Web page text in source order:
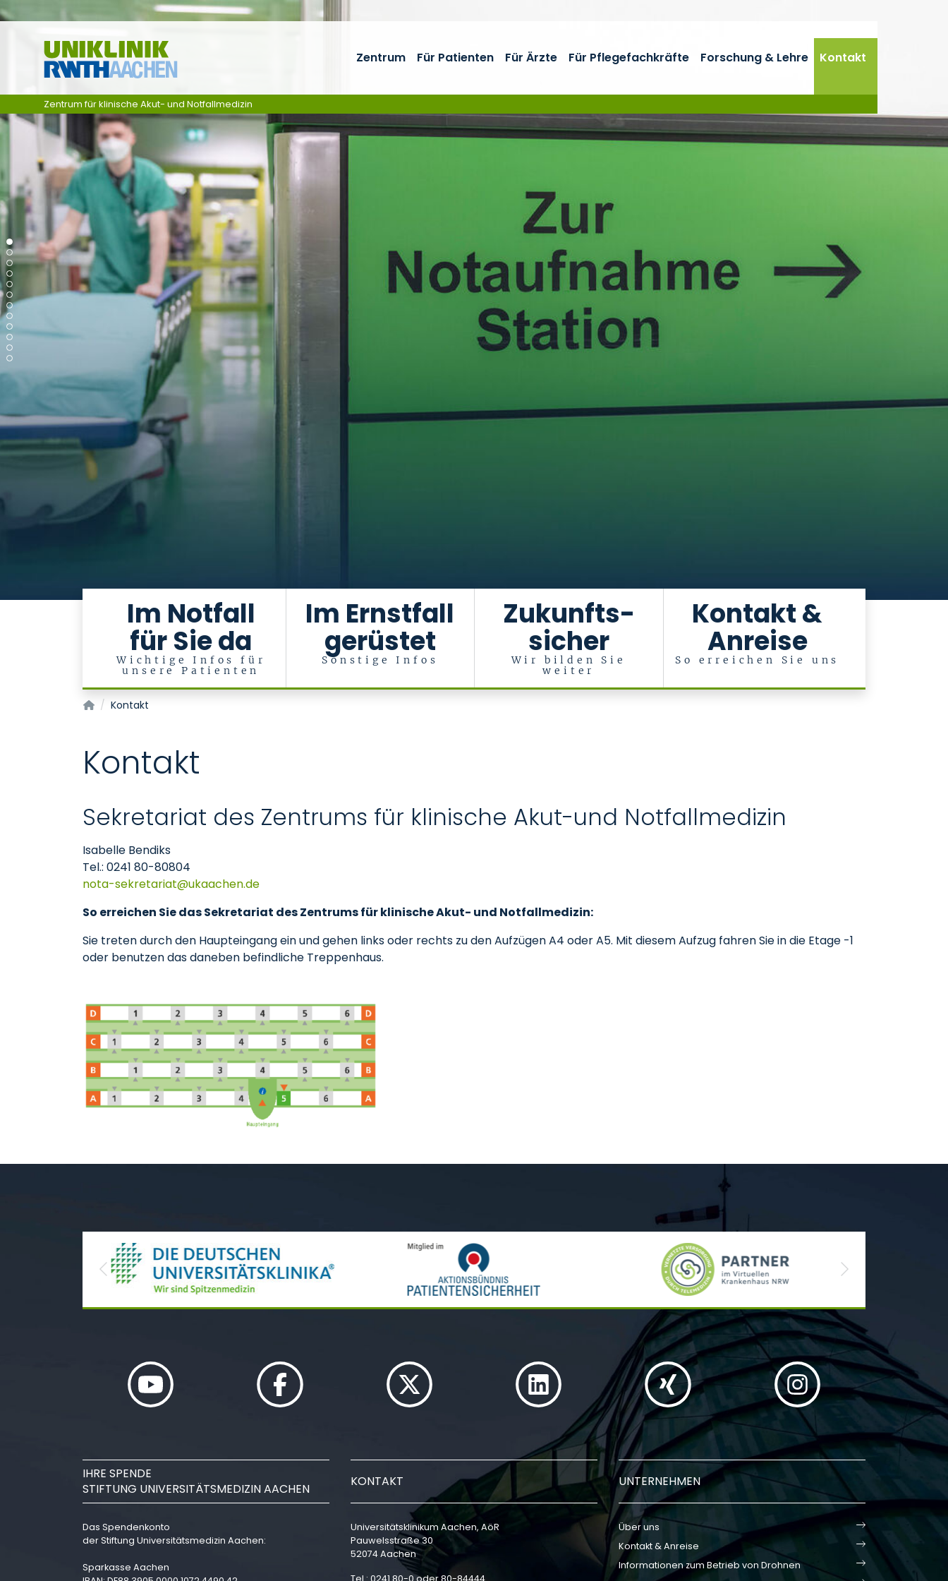
Zum Inhalt springen
Im Notfall
für Sie da
Wichtige Infos für
unsere Patienten
Im Ernstfall
gerüstet
Sonstige Infos
Zukunfts-
sicher
Wir bilden Sie
weiter
Kontakt &
Anreise
So erreichen Sie uns
Zentrum Für Patienten Für Ärzte Für Pflegefachkräfte Forschung & Lehre Kontakt
Zentrum für klinische Akut- und Notfallmedizin
Zentrum für klinische Akut- und Notfallmedizin
Kontakt
Kontakt
Sekretariat des Zentrums für klinische Akut-und Notfallmedizin
Isabelle Bendiks
Tel.: 0241 80-80804
nota-sekretariat@ukaachen.de
So erreichen Sie das Sekretariat des Zentrums für klinische Akut- und Notfallmedizin:
Sie treten durch den Haupteingang ein und gehen links oder rechts zu den Aufzügen A4 oder A5. Mit diesem Aufzug fahren Sie in die Etage -1
oder benutzen das daneben befindliche Treppenhaus.
Previous Next
IHRE SPENDE
STIFTUNG UNIVERSITÄTSMEDIZIN AACHEN
Das Spendenkonto
der Stiftung Universitätsmedizin Aachen:
Sparkasse Aachen
KONTAKT
Universitätsklinikum Aachen, AöR
Pauwelsstraße 30
52074 Aachen
Tel.: 0241 80-0 oder 80-84444
UNTERNEHMEN
Über uns
Kontakt & Anreise
Informationen zum Betrieb von Drohnen